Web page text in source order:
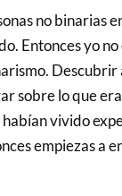
no binarias
Entonces yo
Descubrir
sobre lo que
vivido
empiezas a